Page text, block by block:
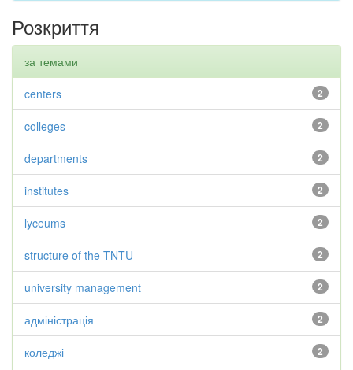
Розкриття
за темами
2
centers
2
colleges
2
departments
2
institutes
2
lyceums
2
structure of the TNTU
2
university management
2
адміністрація
2
коледжі